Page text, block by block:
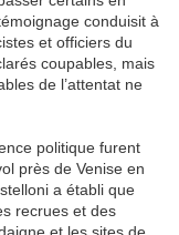
conduisit à
et officiers du
coupables, mais
de l’attentat ne
politique furent
près de Venise en
a établi que
recrues et des